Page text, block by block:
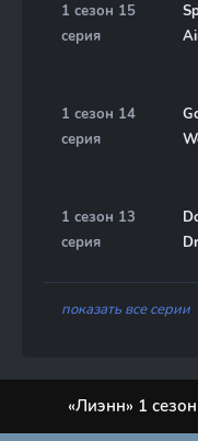
1 сезон 15
серия
1 сезон 14
серия
1 сезон 13
серия
показать все серии
«Лиэнн» 1